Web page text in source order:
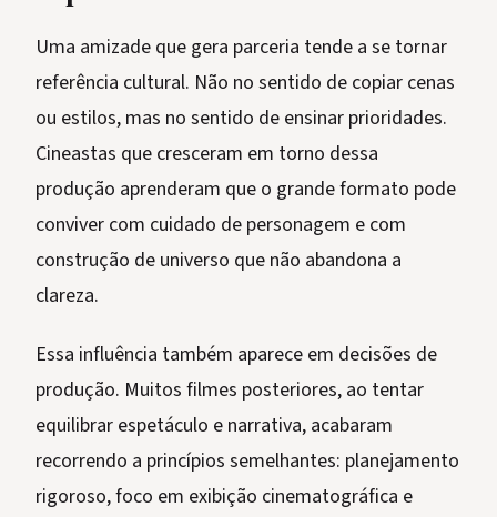
Uma amizade que gera parceria tende a se tornar
referência cultural. Não no sentido de copiar cenas
ou estilos, mas no sentido de ensinar prioridades.
Cineastas que cresceram em torno dessa
produção aprenderam que o grande formato pode
conviver com cuidado de personagem e com
construção de universo que não abandona a
clareza.
Essa influência também aparece em decisões de
produção. Muitos filmes posteriores, ao tentar
equilibrar espetáculo e narrativa, acabaram
recorrendo a princípios semelhantes: planejamento
rigoroso, foco em exibição cinematográfica e